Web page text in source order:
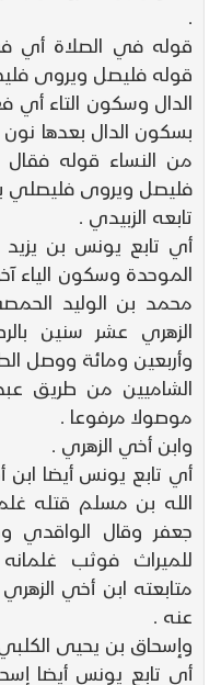
قوله في الصلاة أي
قوله فليصل ويروى
الدال وسكون التاء أي
بسكون الدال بعدها
من النساء قوله
فليصل ويروى فليصلي
تابعه الزبيدي .
أي تابع يونس بن يزيد
الموحدة وسكون الياء
محمد بن الوليد
الزهري عشر سنين
وأربعين ومائة ووصل
الشاميين من طريق
موصولا مرفوعا .
وابن أخي الزهري .
أي تابع يونس أيضا
الله بن مسلم قتله
جعفر وقال الواقدي
للميراث فوثب
متابعته ابن أخي
عنه .
وإسحاق بن يحيى الكلبي
أي تابع يونس أيضا